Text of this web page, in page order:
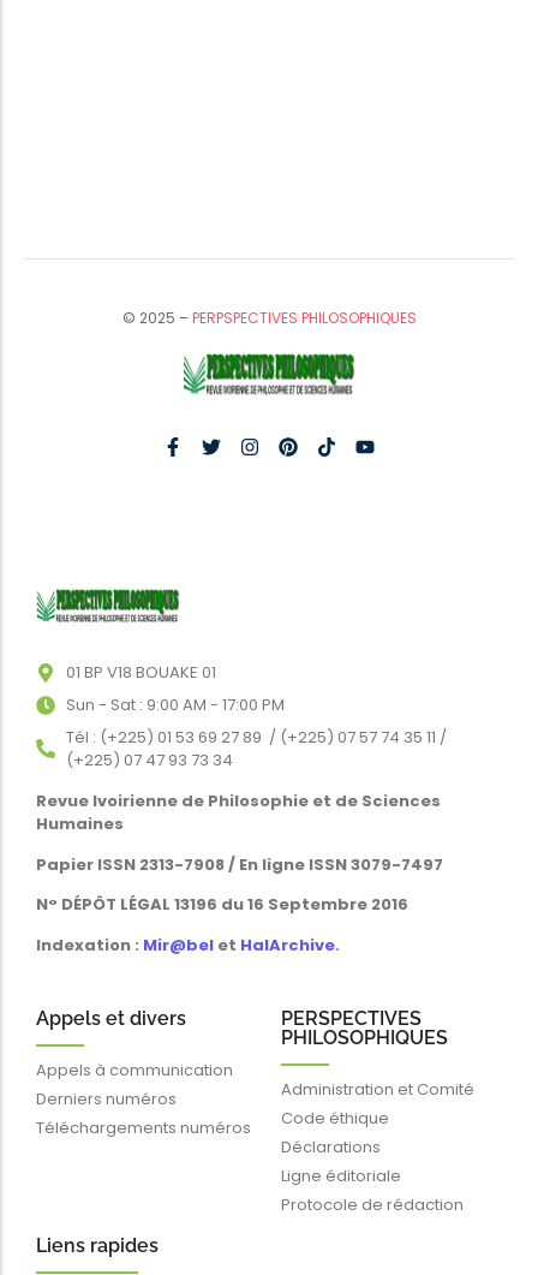
© 2025 –PERPSPECTIVES PHILOSOPHIQUES
01 BP V18 BOUAKE 01
Sun - Sat : 9:00 AM - 17:00 PM
Tél : (+225) 01 53 69 27 89 / (+225) 07 57 74 35 11 /
(+225) 07 47 93 73 34
Revue Ivoirienne de Philosophie et de Sciences
Humaines
Papier ISSN 2313-7908 / En ligne ISSN 3079-7497
N° DÉPÔT LÉGAL 13196 du 16 Septembre 2016
Indexation : Mir@bel et HalArchive.
Appels et divers
Appels à communication
Derniers numéros
Téléchargements numéros
PERSPECTIVES
PHILOSOPHIQUES
Administration et Comité
Code éthique
Déclarations
Ligne éditoriale
Protocole de rédaction
Liens rapides